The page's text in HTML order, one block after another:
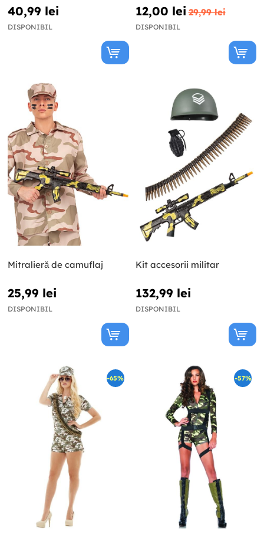
40,99 lei
DISPONIBIL
12,00 lei 29,99 lei
DISPONIBIL
Mitralieră de camuflaj
25,99 lei
DISPONIBIL
Kit accesorii militar
132,99 lei
DISPONIBIL
-65% -57%